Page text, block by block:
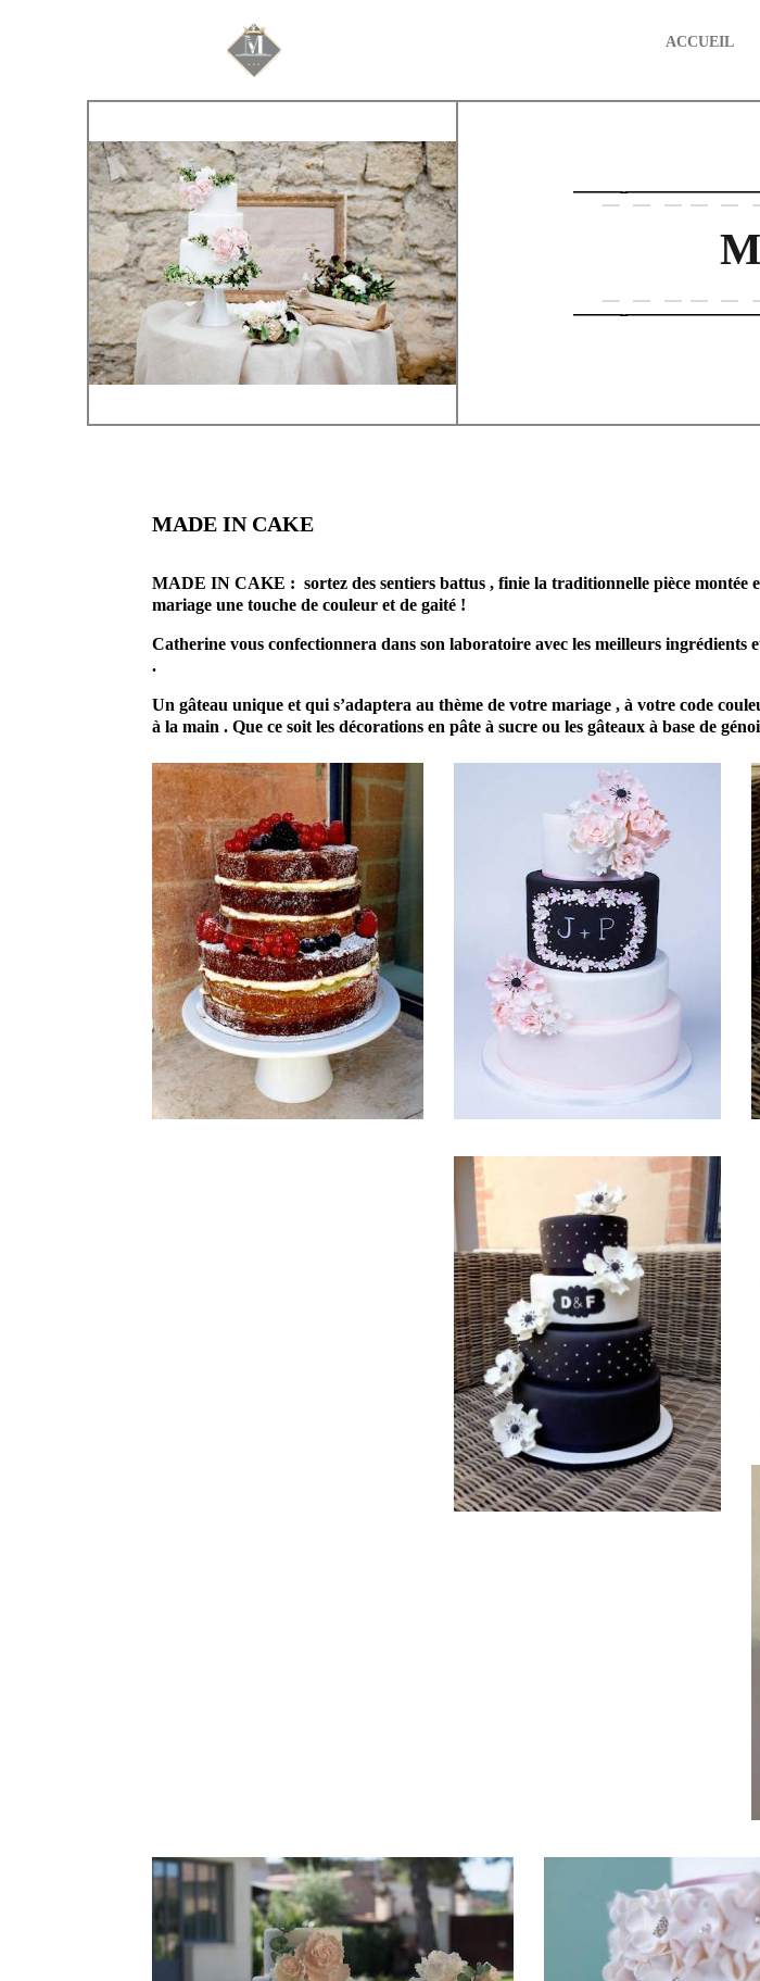
Mariage & Savoir faire
ACCUEIL
MADE IN CAKE
MADE IN CAKE : sortez des sentiers battus , finie la traditionnelle pièce montée
mariage une touche de couleur et de gaité !
Catherine vous confectionnera dans son laboratoire avec les meilleurs
.
Un gâteau unique et qui s’adaptera au thème de votre mariage , à votre code
à la main . Que ce soit les décorations en pâte à sucre ou les gâteaux à base de